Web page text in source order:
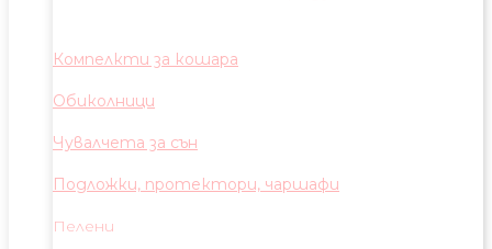
Компелкти за кошара
Обиколници
Чувалчета за сън
Подложки, протектори, чаршафи
Пелени